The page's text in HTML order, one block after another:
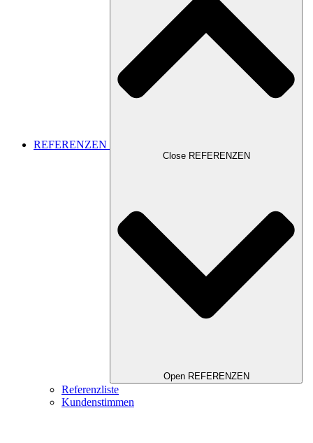
REFERENZEN
Close REFERENZEN
Open REFERENZEN
Referenzliste
Kundenstimmen